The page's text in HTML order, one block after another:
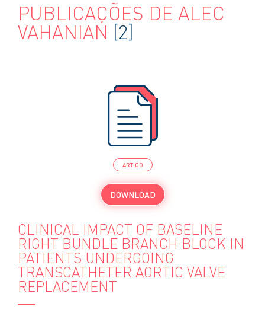
PUBLICAÇÕES DE ALEC
VAHANIAN [2]
ARTIGO
DOWNLOAD
CLINICAL IMPACT OF BASELINE
RIGHT BUNDLE BRANCH BLOCK IN
PATIENTS UNDERGOING
TRANSCATHETER AORTIC VALVE
REPLACEMENT